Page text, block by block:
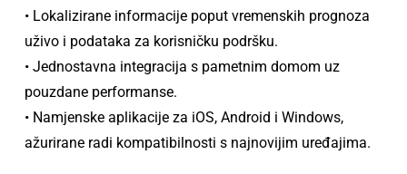
• Lokalizirane informacije poput vremenskih prognoza
uživo i podataka za korisničku podršku.
• Jednostavna integracija s pametnim domom uz
pouzdane performanse.
• Namjenske aplikacije za iOS, Android i Windows,
ažurirane radi kompatibilnosti s najnovijim uređajima.